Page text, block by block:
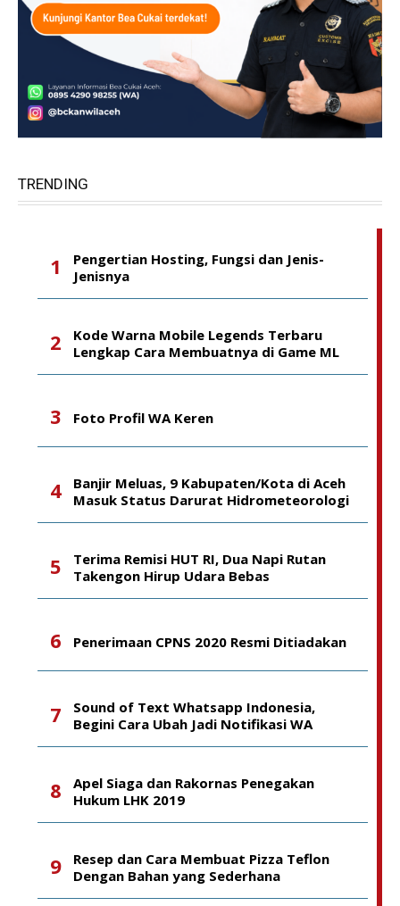
TRENDING
Pengertian Hosting, Fungsi dan Jenis-
Jenisnya
Kode Warna Mobile Legends Terbaru
Lengkap Cara Membuatnya di Game ML
Foto Profil WA Keren
Banjir Meluas, 9 Kabupaten/Kota di Aceh
Masuk Status Darurat Hidrometeorologi
Terima Remisi HUT RI, Dua Napi Rutan
Takengon Hirup Udara Bebas
Penerimaan CPNS 2020 Resmi Ditiadakan
Sound of Text Whatsapp Indonesia,
Begini Cara Ubah Jadi Notifikasi WA
Apel Siaga dan Rakornas Penegakan
Hukum LHK 2019
Resep dan Cara Membuat Pizza Teflon
Dengan Bahan yang Sederhana